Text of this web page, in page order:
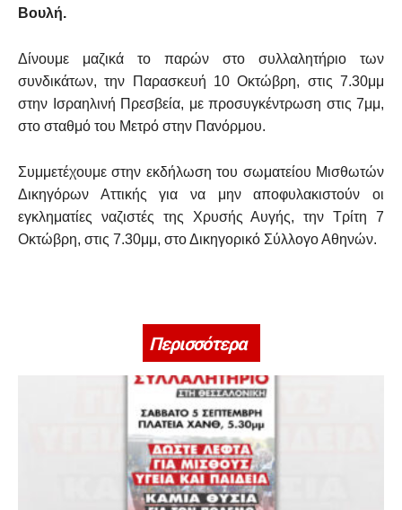
Βουλή.
Δίνουμε μαζικά το παρών στο συλλαλητήριο των
συνδικάτων, την Παρασκευή 10 Οκτώβρη, στις 7.30μμ
στην Ισραηλινή Πρεσβεία, με προσυγκέντρωση στις 7μμ,
στο σταθμό του Μετρό στην Πανόρμου.
Συμμετέχουμε στην εκδήλωση του σωματείου Μισθωτών
Δικηγόρων Αττικής για να μην αποφυλακιστούν οι
εγκληματίες ναζιστές της Χρυσής Αυγής, την Τρίτη 7
Οκτώβρη, στις 7.30μμ, στο Δικηγορικό Σύλλογο Αθηνών.
Περισσότερα